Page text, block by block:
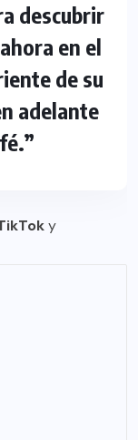
descubrir
en el
de su
adelante
y